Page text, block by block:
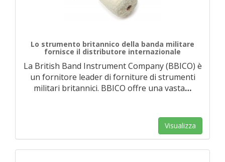
Lo strumento britannico della banda militare
fornisce il distributore internazionale
La British Band Instrument Company (BBICO) è
un fornitore leader di forniture di strumenti
militari britannici. BBICO offre una vasta…
Visualizza